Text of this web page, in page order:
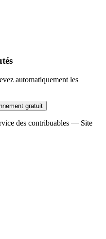
automatiquement les
gratuit
des contribuables — Site